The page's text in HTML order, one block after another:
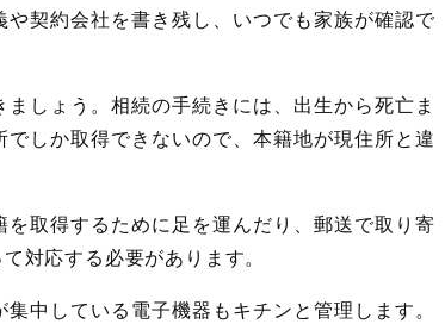
契約会社を書き残し、いつでも家族が確認で
しょう。相続の手続きには、出生から死亡ま
しか取得できないので、本籍地が現住所と違
取得するために足を運んだり、郵送で取り寄
対応する必要があります。
中している電子機器もキチンと管理します。